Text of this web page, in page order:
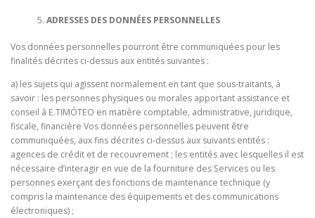
ADRESSES DES DONNÉES PERSONNELLES
Vos données personnelles pourront être communiquées pour les
finalités décrites ci-dessus aux entités suivantes :
a) les sujets qui agissent normalement en tant que sous-traitants, à
savoir : les personnes physiques ou morales apportant assistance et
conseil à E.TIMÓTEO en matière comptable, administrative, juridique,
fiscale, financière Vos données personnelles peuvent être
communiquées, aux fins décrites ci-dessus aux suivants entités :
agences de crédit et de recouvrement ; les entités avec lesquelles il est
nécessaire d’interagir en vue de la fourniture des Services ou les
personnes exerçant des fonctions de maintenance technique (y
compris la maintenance des équipements et des communications
électroniques) ;